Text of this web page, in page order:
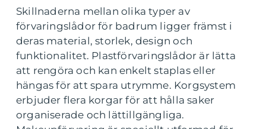
Skillnaderna mellan olika typer av
förvaringslådor för badrum ligger främst i
deras material, storlek, design och
funktionalitet. Plastförvaringslådor är lätta
att rengöra och kan enkelt staplas eller
hängas för att spara utrymme. Korgsystem
erbjuder flera korgar för att hålla saker
organiserade och lättillgängliga.